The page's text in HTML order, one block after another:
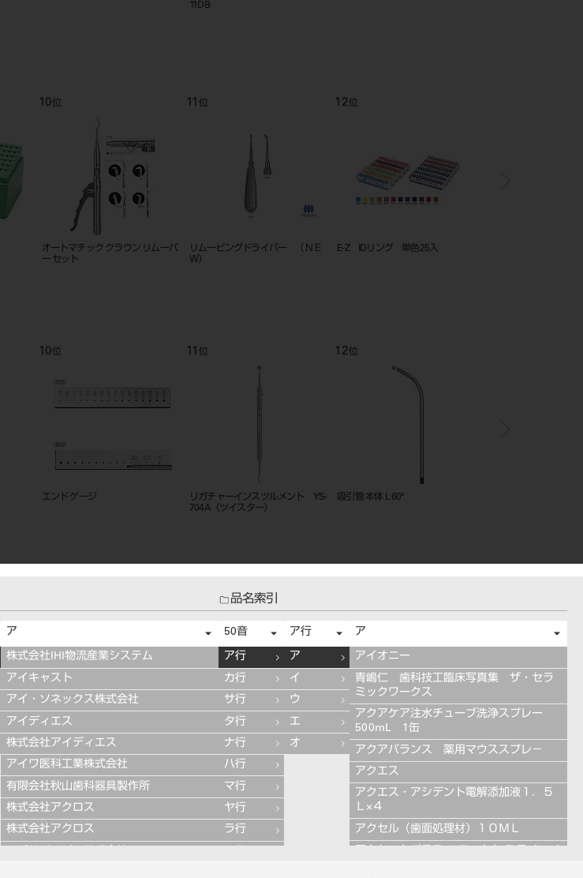
11DB
10位
オートマチック クラウン リムーバ
ー セット
11 位
リムービングドライバー （ＮＥ
Ｗ）
12 位
E-Z IDリング 単色25入
10位
エンド ゲージ
11 位
リガチャーインスツルメント YS-
704A（ツイスター）
12 位
吸引管 本体 L 60°
ア
株式会社IHI物流産業システム
アイキャスト
アイ・ソネックス株式会社
アイディエス
株式会社アイディエス
アイワ医科工業株式会社
有限会社秋山歯科器具製作所
株式会社アクロス
株式会社アクロス
品名索引
50音
ア行
カ行
サ行
タ行
ナ行
ハ行
マ行
ヤ行
ラ行
ア行
ア
イ
ウ
エ
オ
ア
アイオニー
青嶋仁 歯科技工臨床写真集 ザ・セラ
ミックワークス
アクアケア注水チューブ洗浄スプレー
500mL 1缶
アクアバランス 薬用マウススプレ－
アクエス
アクエス・アシデント電解添加液１．５
Ｌ×４
アクセル（歯面処理材）１０ＭＬ